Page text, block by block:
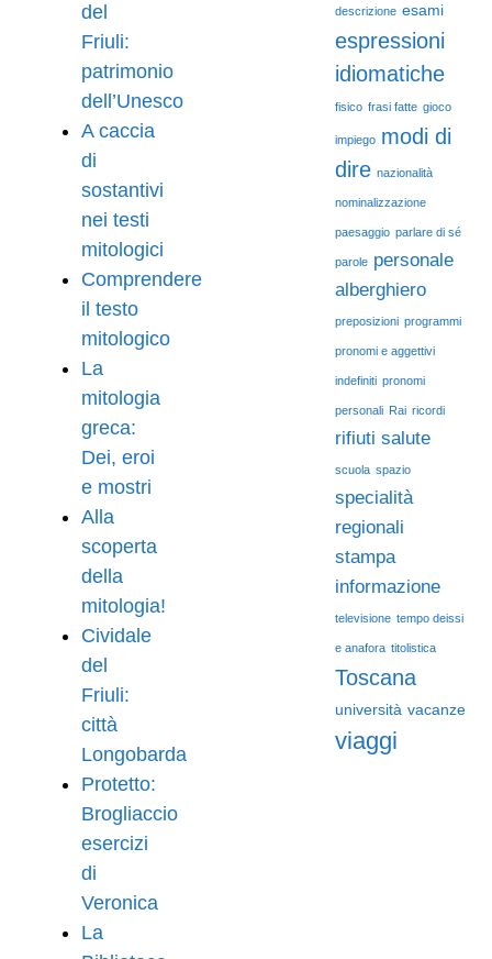
del
Friuli:
patrimonio
dell’Unesco
A caccia
di
sostantivi
nei testi
mitologici
Comprendere
il testo
mitologico
La
mitologia
greca:
Dei, eroi
e mostri
Alla
scoperta
della
mitologia!
Cividale
del
Friuli:
città
Longobarda
Protetto:
Brogliaccio
esercizi
di
Veronica
La
descrizione esami
espressioni
idiomatiche
fisico frasi fatte gioco
impiego modi di
dire nazionalità
nominalizzazione
paesaggio parlare di sé
parole personale
alberghiero
preposizioni programmi
pronomi e aggettivi
indefiniti pronomi
personali Rai ricordi
rifiuti salute
scuola spazio
specialità
regionali
stampa
informazione
televisione tempo deissi
e anafora titolistica
Toscana
università vacanze
viaggi